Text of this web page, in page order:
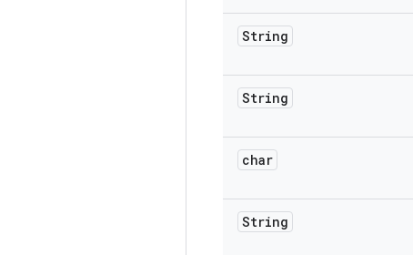
String
String
char
String